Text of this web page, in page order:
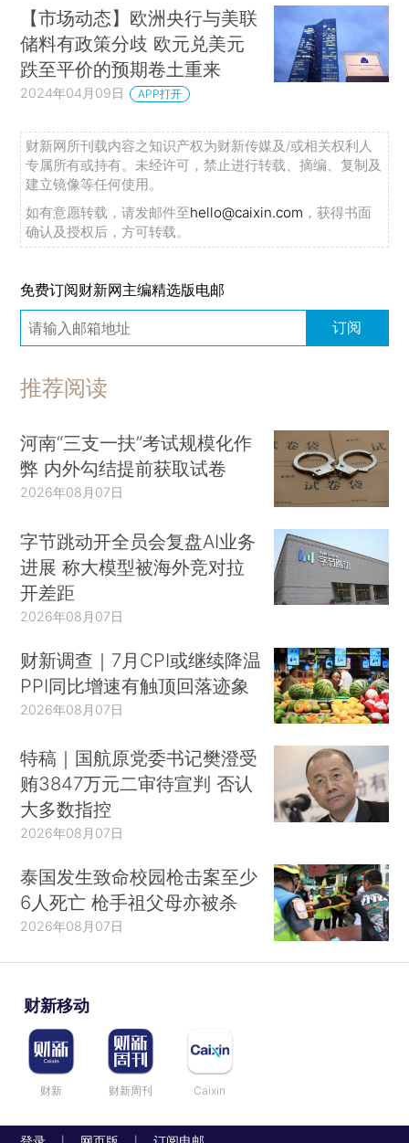
【市场动态】欧洲央行与美联
储料有政策分歧 欧元兑美元
跌至平价的预期卷土重来
2024年04月09日 APP打开
财新网所刊载内容之知识产权为财新传媒及/或相关权利人
专属所有或持有。未经许可，禁止进行转载、摘编、复制及
建立镜像等任何使用。
如有意愿转载，请发邮件至hello@caixin.com ，获得书面
确认及授权后，方可转载。
免费订阅财新网主编精选版电邮
订阅
推荐阅读
河南“三支一扶”考试规模化作
弊 内外勾结提前获取试卷
2026年08月07日
字节跳动开全员会复盘AI业务
进展 称大模型被海外竞对拉
开差距
2026年08月07日
财新调查｜7月CPI或继续降温
PPI同比增速有触顶回落迹象
2026年08月07日
特稿｜国航原党委书记樊澄受
贿3847万元二审待宣判 否认
大多数指控
2026年08月07日
泰国发生致命校园枪击案至少
6人死亡 枪手祖父母亦被杀
2026年08月07日
财新移动
财新 财新周刊 Caixin